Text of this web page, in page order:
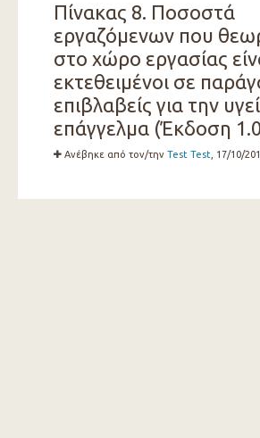
Πίνακας 8. Ποσοστά
εργαζόμενων που
στο χώρο εργασίας
εκτεθειμένοι σε
επιβλαβείς για την
επάγγελμα (Έκδοση
Ανέβηκε από τον/την Test Test , 17/10/